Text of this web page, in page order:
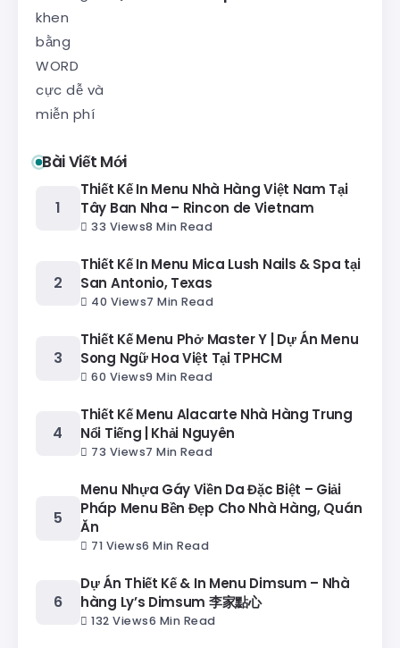
Bài Viết Mới
Thiết Kế In Menu Nhà Hàng Việt Nam Tại
Tây Ban Nha – Rincon de Vietnam
33 Views8 Min Read
Thiết Kế In Menu Mica Lush Nails & Spa tại
San Antonio, Texas
40 Views7 Min Read
Thiết Kế Menu Phở Master Y | Dự Án Menu
Song Ngữ Hoa Việt Tại TPHCM
60 Views9 Min Read
Thiết Kế Menu Alacarte Nhà Hàng Trung
Nổi Tiếng | Khải Nguyên
73 Views7 Min Read
Menu Nhựa Gáy Viền Da Đặc Biệt – Giải
Pháp Menu Bền Đẹp Cho Nhà Hàng, Quán
Ăn
71 Views6 Min Read
Dự Án Thiết Kế & In Menu Dimsum – Nhà
hàng Ly’s Dimsum 李家點心
132 Views6 Min Read